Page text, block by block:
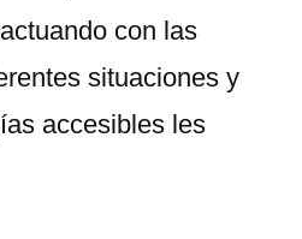
con las
situaciones y
accesibles les